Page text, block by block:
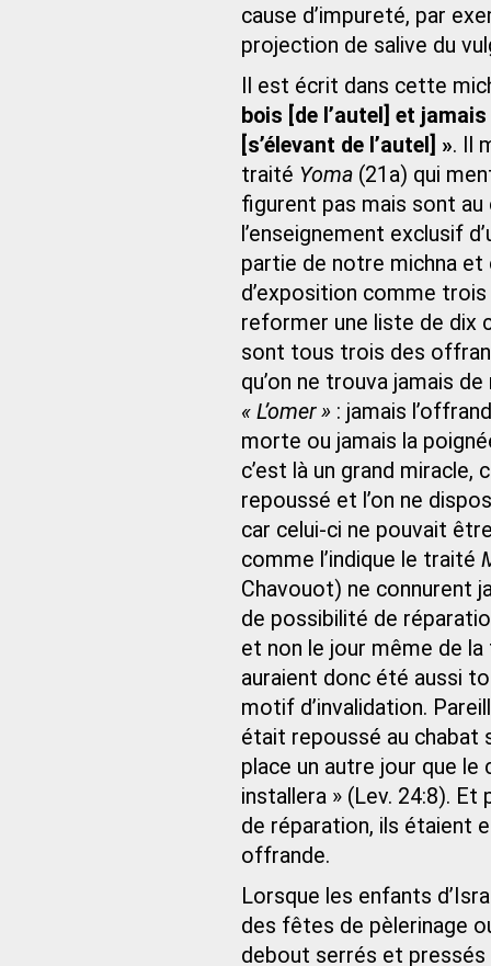
cause d’impureté, par
projection de salive du
Il est écrit dans cette
bois [de l’autel] et
[s’élevant de l’autel] ». Il
traité Yoma (21a) qui
figurent pas mais sont
l’enseignement exclusif
partie de notre michna et
d’exposition comme
reformer une liste de dix
sont tous trois des
qu’on ne trouva jamais
« L’omer » : jamais
morte ou jamais la
c’est là un grand miracle,
repoussé et l’on ne
car celui-ci ne pouvait
comme l’indique le traité
Chavouot) ne connurent
de possibilité de
et non le jour même de
auraient donc été aussi
motif d’invalidation.
était repoussé au chabat
place un autre jour que
installera » (Lev. 24:8).
de réparation, ils étaient
offrande.
Lorsque les enfants
des fêtes de pèlerinage
debout serrés et pressés